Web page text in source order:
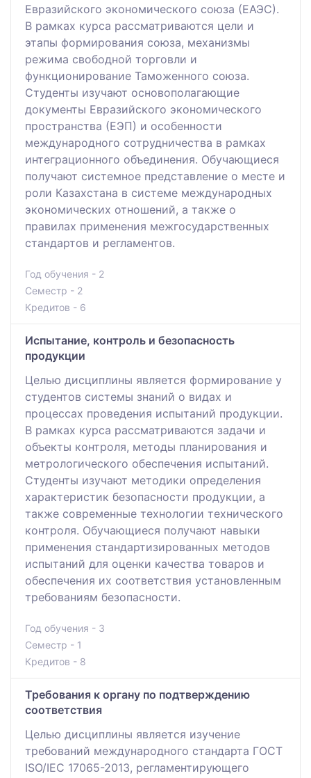
Евразийского экономического союза (ЕАЭС).
В рамках курса рассматриваются цели и
этапы формирования союза, механизмы
режима свободной торговли и
функционирование Таможенного союза.
Студенты изучают основополагающие
документы Евразийского экономического
пространства (ЕЭП) и особенности
международного сотрудничества в рамках
интеграционного объединения. Обучающиеся
получают системное представление о месте и
роли Казахстана в системе международных
экономических отношений, а также о
правилах применения межгосударственных
стандартов и регламентов.
Год обучения - 2
Семестр - 2
Кредитов - 6
Испытание, контроль и безопасность
продукции
Целью дисциплины является формирование у
студентов системы знаний о видах и
процессах проведения испытаний продукции.
В рамках курса рассматриваются задачи и
объекты контроля, методы планирования и
метрологического обеспечения испытаний.
Студенты изучают методики определения
характеристик безопасности продукции, а
также современные технологии технического
контроля. Обучающиеся получают навыки
применения стандартизированных методов
испытаний для оценки качества товаров и
обеспечения их соответствия установленным
требованиям безопасности.
Год обучения - 3
Семестр - 1
Кредитов - 8
Требования к органу по подтверждению
соответствия
Целью дисциплины является изучение
требований международного стандарта ГОСТ
ISO/IEC 17065-2013, регламентирующего